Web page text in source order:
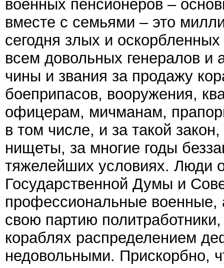
военных пенсионеров –
вместе с семьями – это
сегодня злых и
всем довольных генералов и
чины и звания за продажу
боеприпасов, вооружения,
офицерам, мичманам,
в том числе, и за такой
нищеты, за многие годы
тяжелейших условиях. Люди
Государственной Думы и
профессиональные
свою партию
кораблях распределением
недовольными. Прискорбно,